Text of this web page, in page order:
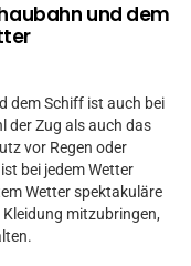
und dem
dem Schiff ist auch bei
der Zug als auch das
vor Regen oder
bei jedem Wetter
Wetter spektakuläre
mitzubringen,